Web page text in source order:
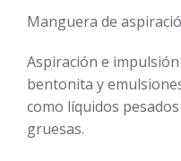
Manguera de
Aspiración e
bentonita y
como líquidos
gruesas.